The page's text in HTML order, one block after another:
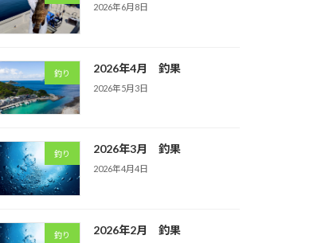
2026年6月8日
釣り 2026年4月 釣果
2026年5月3日
釣り 2026年3月 釣果
2026年4月4日
釣り 2026年2月 釣果